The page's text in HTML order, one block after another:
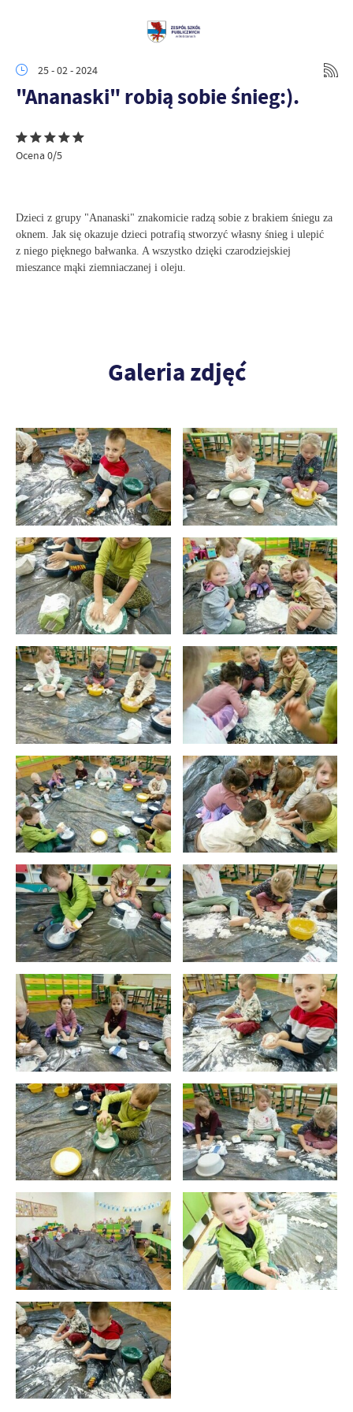
25 - 02 - 2024
"Ananaski" robią sobie śnieg:).
Ocena 0/5
Dzieci z grupy "Ananaski" znakomicie radzą sobie z brakiem śniegu za
oknem. Jak się okazuje dzieci potrafią stworzyć własny śnieg i ulepić
z niego pięknego bałwanka. A wszystko dzięki czarodziejskiej
mieszance mąki ziemniaczanej i oleju.
Galeria zdjęć